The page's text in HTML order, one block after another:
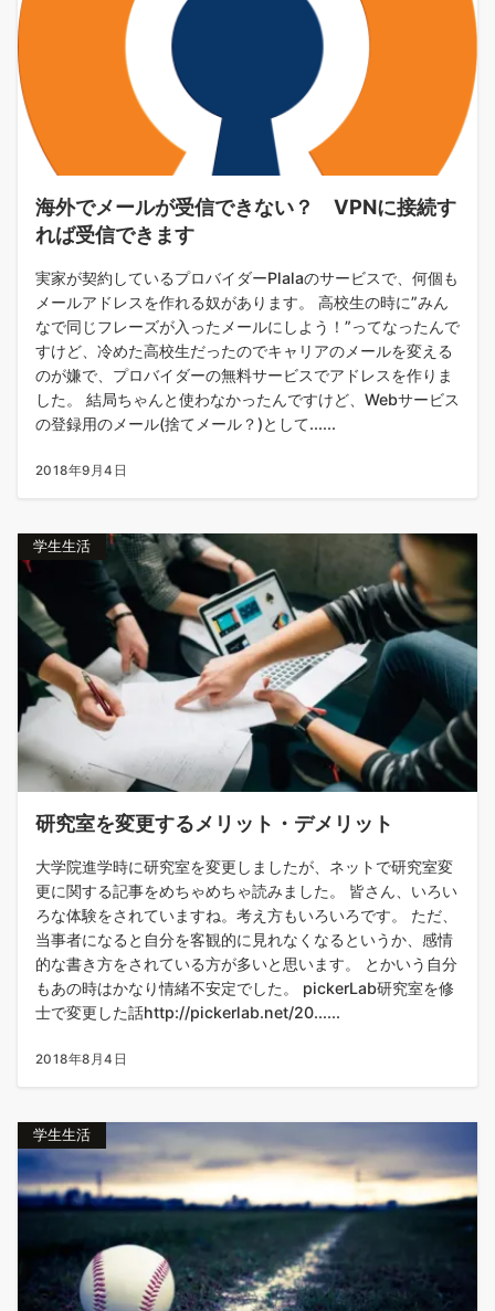
海外でメールが受信できない？ VPNに接続す
れば受信できます
実家が契約しているプロバイダーPlalaのサービスで、何個も
メールアドレスを作れる奴があります。 高校生の時に”みん
なで同じフレーズが入ったメールにしよう！”ってなったんで
すけど、冷めた高校生だったのでキャリアのメールを変える
のが嫌で、プロバイダーの無料サービスでアドレスを作りま
した。 結局ちゃんと使わなかったんですけど、Webサービス
の登録用のメール(捨てメール？)として......
2018年9月4日
学生生活
研究室を変更するメリット・デメリット
大学院進学時に研究室を変更しましたが、ネットで研究室変
更に関する記事をめちゃめちゃ読みました。 皆さん、いろい
ろな体験をされていますね。考え方もいろいろです。 ただ、
当事者になると自分を客観的に見れなくなるというか、感情
的な書き方をされている方が多いと思います。 とかいう自分
もあの時はかなり情緒不安定でした。 pickerLab研究室を修
士で変更した話http://pickerlab.net/20......
2018年8月4日
学生生活